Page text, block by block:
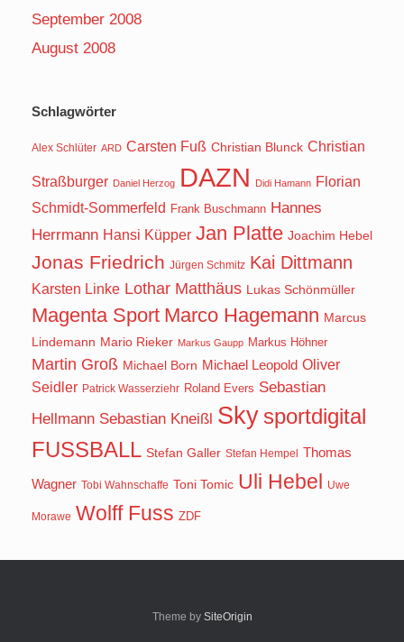
September 2008
August 2008
Schlagwörter
Alex Schlüter ARD Carsten Fuß Christian Blunck Christian
Straßburger Daniel Herzog DAZN Didi Hamann Florian
Schmidt-Sommerfeld Frank Buschmann Hannes
Herrmann Hansi Küpper Jan Platte Joachim Hebel
Jonas Friedrich Jürgen Schmitz Kai Dittmann
Karsten Linke Lothar Matthäus Lukas Schönmüller
Magenta Sport Marco Hagemann Marcus
Lindemann Mario Rieker Markus Gaupp Markus Höhner
Martin Groß Michael Born Michael Leopold Oliver
Seidler Patrick Wasserziehr Roland Evers Sebastian
Hellmann Sebastian Kneißl Sky sportdigital
FUSSBALL Stefan Galler Stefan Hempel Thomas
Wagner Tobi Wahnschaffe Toni Tomic Uli Hebel Uwe
Morawe Wolff Fuss ZDF
Theme by SiteOrigin